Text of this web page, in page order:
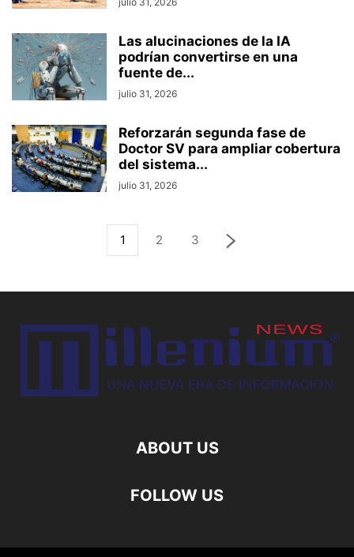
Las alucinaciones de la IA
podrían convertirse en una
fuente de...
julio 31, 2026
Reforzarán segunda fase de
Doctor SV para ampliar cobertura
del sistema...
julio 31, 2026
1 2 3
ABOUT US
FOLLOW US